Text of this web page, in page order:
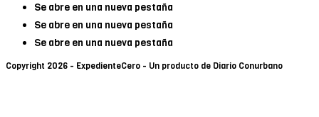
Se abre en una nueva pestaña
Se abre en una nueva pestaña
Se abre en una nueva pestaña
Copyright 2026 - ExpedienteCero - Un producto de Diario Conurbano